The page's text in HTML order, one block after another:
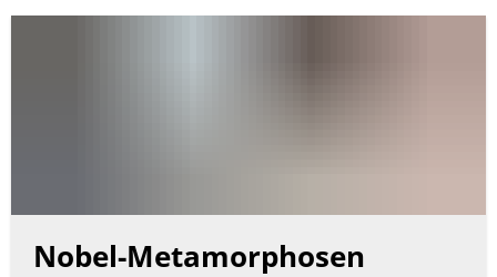
Nobel-Metamorphosen